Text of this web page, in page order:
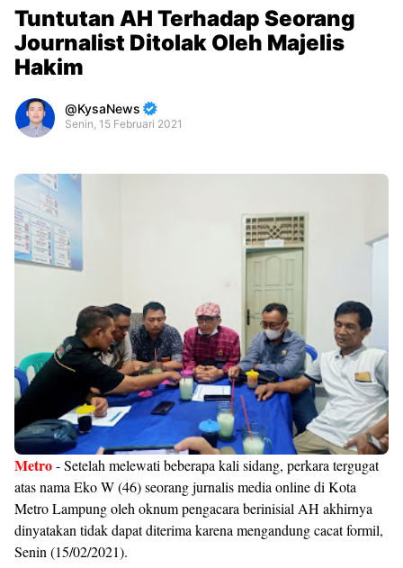
Tuntutan AH Terhadap Seorang
Journalist Ditolak Oleh Majelis
Hakim
KysaNews
Senin, 15 Februari 2021
By
Raushan
Design
With
Shroff
Templates
Metro- Setelah melewati beberapa kali sidang, perkara tergugat
atas nama Eko W (46) seorang jurnalis media online di Kota
Metro Lampung oleh oknum pengacara berinisial AH akhirnya
dinyatakan tidak dapat diterima karena mengandung cacat formil,
Senin (15/02/2021).